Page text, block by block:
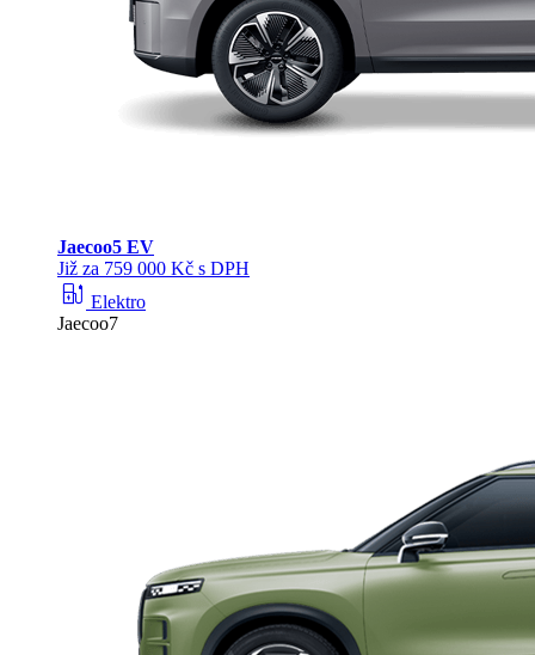
Jaecoo5 EV
Již za 759 000 Kč s DPH
ev_station Elektro
Jaecoo7